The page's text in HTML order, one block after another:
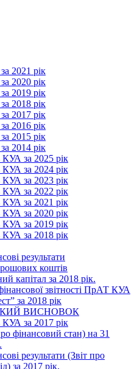
2021 рік
2020 рік
2019 рік
2018 рік
2017 рік
2016 рік
2015 рік
2014 рік
КУА за 2025 рік
КУА за 2024 рік
КУА за 2023 рік
КУА за 2022 рік
КУА за 2021 рік
КУА за 2020 рік
КУА за 2019 рік
КУА за 2018 рік
результати
коштів
капітал за 2018 рік.
звітності ПрАТ КУА
за 2018 рік
ВИСНОВОК
КУА за 2017 рік
фінансовий стан) на 31
результати (Звіт про
за 2017 рік.